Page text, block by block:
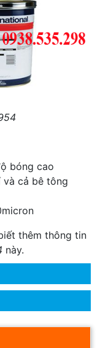
bóng cao
và cả bê tông
thêm thông tin
này.